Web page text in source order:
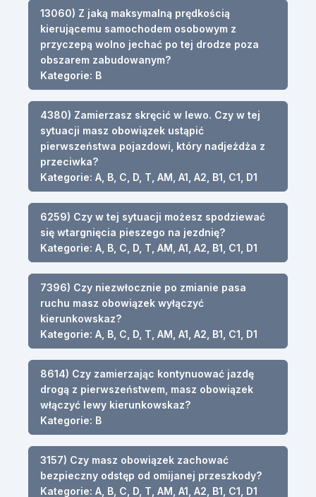
13060) Z jaką maksymalną prędkością
kierującemu samochodem osobowym z
przyczepą wolno jechać po tej drodze poza
obszarem zabudowanym?
Kategorie: B
4380) Zamierzasz skręcić w lewo. Czy w tej
sytuacji masz obowiązek ustąpić
pierwszeństwa pojazdowi, który nadjeżdża z
przeciwka?
Kategorie: A, B, C, D, T, AM, A1, A2, B1, C1, D1
6259) Czy w tej sytuacji możesz spodziewać
się wtargnięcia pieszego na jezdnię?
Kategorie: A, B, C, D, T, AM, A1, A2, B1, C1, D1
7396) Czy niezwłocznie po zmianie pasa
ruchu masz obowiązek wyłączyć
kierunkowskaz?
Kategorie: A, B, C, D, T, AM, A1, A2, B1, C1, D1
8614) Czy zamierzając kontynuować jazdę
drogą z pierwszeństwem, masz obowiązek
włączyć lewy kierunkowskaz?
Kategorie: B
3157) Czy masz obowiązek zachować
bezpieczny odstęp od omijanej przeszkody?
Kategorie: A, B, C, D, T, AM, A1, A2, B1, C1, D1